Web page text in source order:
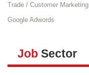
Trade / Customer Marketing
Google Adwords
Job Sector